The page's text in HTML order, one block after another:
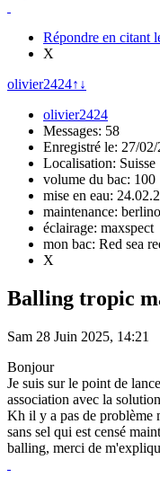
Répondre en citant
X
olivier2424↑ ↓
olivier2424
Messages: 58
Enregistré le: 27/02/
Localisation: Suisse
volume du bac: 100
mise en eau:
maintenance:
éclairage: maxspect
mon bac: Red sea
X
Balling tropic
Sam 28 Juin 2025, 14:21
Bonjour
Je suis sur le point de
association avec la
Kh il y a pas de problème
sans sel qui est censé
balling, merci de